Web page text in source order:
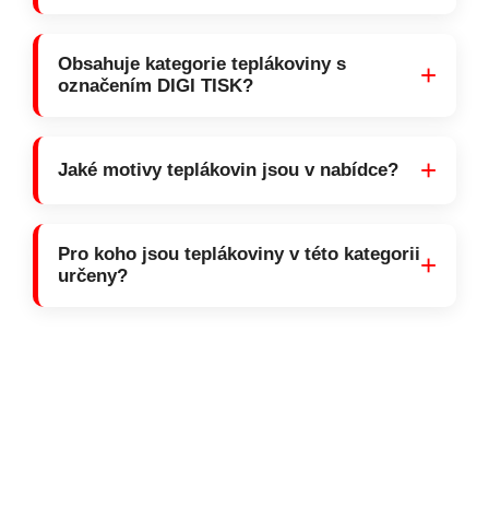
Obsahuje kategorie teplákoviny s
označením DIGI TISK?
+
Jaké motivy teplákovin jsou v nabídce? +
Pro koho jsou teplákoviny v této kategorii
určeny?
+